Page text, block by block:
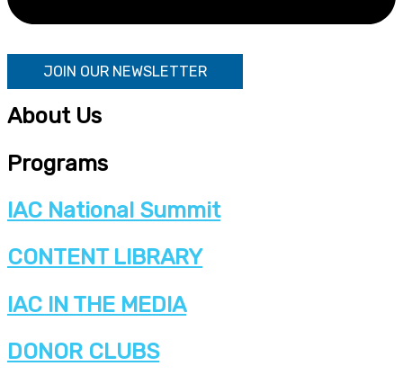
JOIN OUR NEWSLETTER
About Us
Programs
IAC National Summit
CONTENT LIBRARY
IAC IN THE MEDIA
DONOR CLUBS